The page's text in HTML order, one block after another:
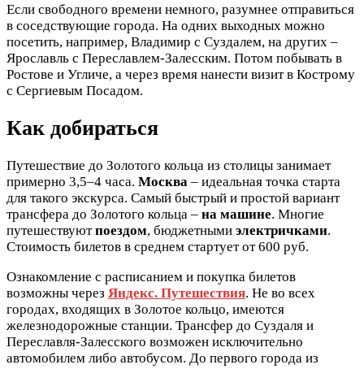
Если свободного времени немного, разумнее отправиться
в соседствующие города. На одних выходных можно
посетить, например, Владимир с Суздалем, на других –
Ярославль с Переславлем-Залесским. Потом побывать в
Ростове и Угличе, а через время нанести визит в Кострому
с Сергиевым Посадом.
Как добираться
Путешествие до Золотого кольца из столицы занимает
примерно 3,5–4 часа. Москва – идеальная точка старта
для такого экскурса. Самый быстрый и простой вариант
трансфера до Золотого кольца – на машине. Многие
путешествуютпоездом, бюджетными электричками.
Стоимость билетов в среднем стартует от 600 руб.
Ознакомление с расписанием и покупка билетов
возможны через Яндекс. Путешествия. Не во всех
городах, входящих в Золотое кольцо, имеются
железнодорожные станции. Трансфер до Суздаля и
Переславля-Залесского возможен исключительно
автомобилем либо автобусом. До первого города из